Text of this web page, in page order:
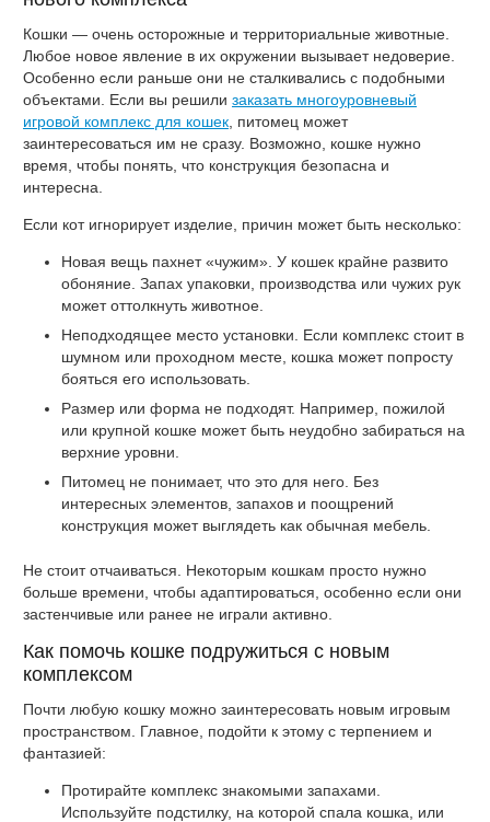
Кошки — очень осторожные и территориальные животные.
Любое новое явление в их окружении вызывает недоверие.
Особенно если раньше они не сталкивались с подобными
объектами. Если вы решили заказать многоуровневый
игровой комплекс для кошек , питомец может
заинтересоваться им не сразу. Возможно, кошке нужно
время, чтобы понять, что конструкция безопасна и
интересна.
Если кот игнорирует изделие, причин может быть несколько:
Новая вещь пахнет «чужим». У кошек крайне развито
обоняние. Запах упаковки, производства или чужих рук
может оттолкнуть животное.
Неподходящее место установки. Если комплекс стоит в
шумном или проходном месте, кошка может попросту
бояться его использовать.
Размер или форма не подходят. Например, пожилой
или крупной кошке может быть неудобно забираться на
верхние уровни.
Питомец не понимает, что это для него. Без
интересных элементов, запахов и поощрений
конструкция может выглядеть как обычная мебель.
Не стоит отчаиваться. Некоторым кошкам просто нужно
больше времени, чтобы адаптироваться, особенно если они
застенчивые или ранее не играли активно.
Как помочь кошке подружиться с новым
комплексом
Почти любую кошку можно заинтересовать новым игровым
пространством. Главное, подойти к этому с терпением и
фантазией:
Протирайте комплекс знакомыми запахами.
Используйте подстилку, на которой спала кошка, или